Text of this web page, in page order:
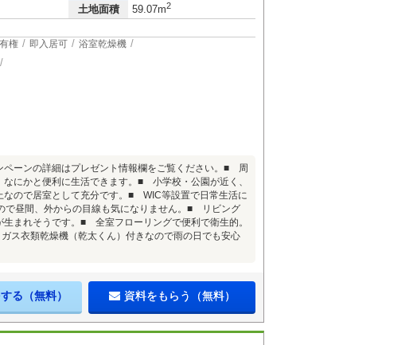
土地面積 59.07m2
権 即入居可
浴室乾燥機
ペーンの詳細はプレゼント情報欄をご覧ください。■ 周
にかと便利に生活できます。■ 小学校・公園が近く、
ので居室として充分です。■ WIC等設置で日常生活に
昼間、外からの目線も気になりません。■ リビング
まれそうです。■ 全室フローリングで便利で衛生的。
衣類乾燥機（乾太くん）付きなので雨の日でも安心
る（無料） 資料をもらう（無料）